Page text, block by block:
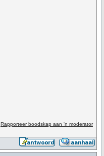
Rapporteer boodskap aan 'n moderator